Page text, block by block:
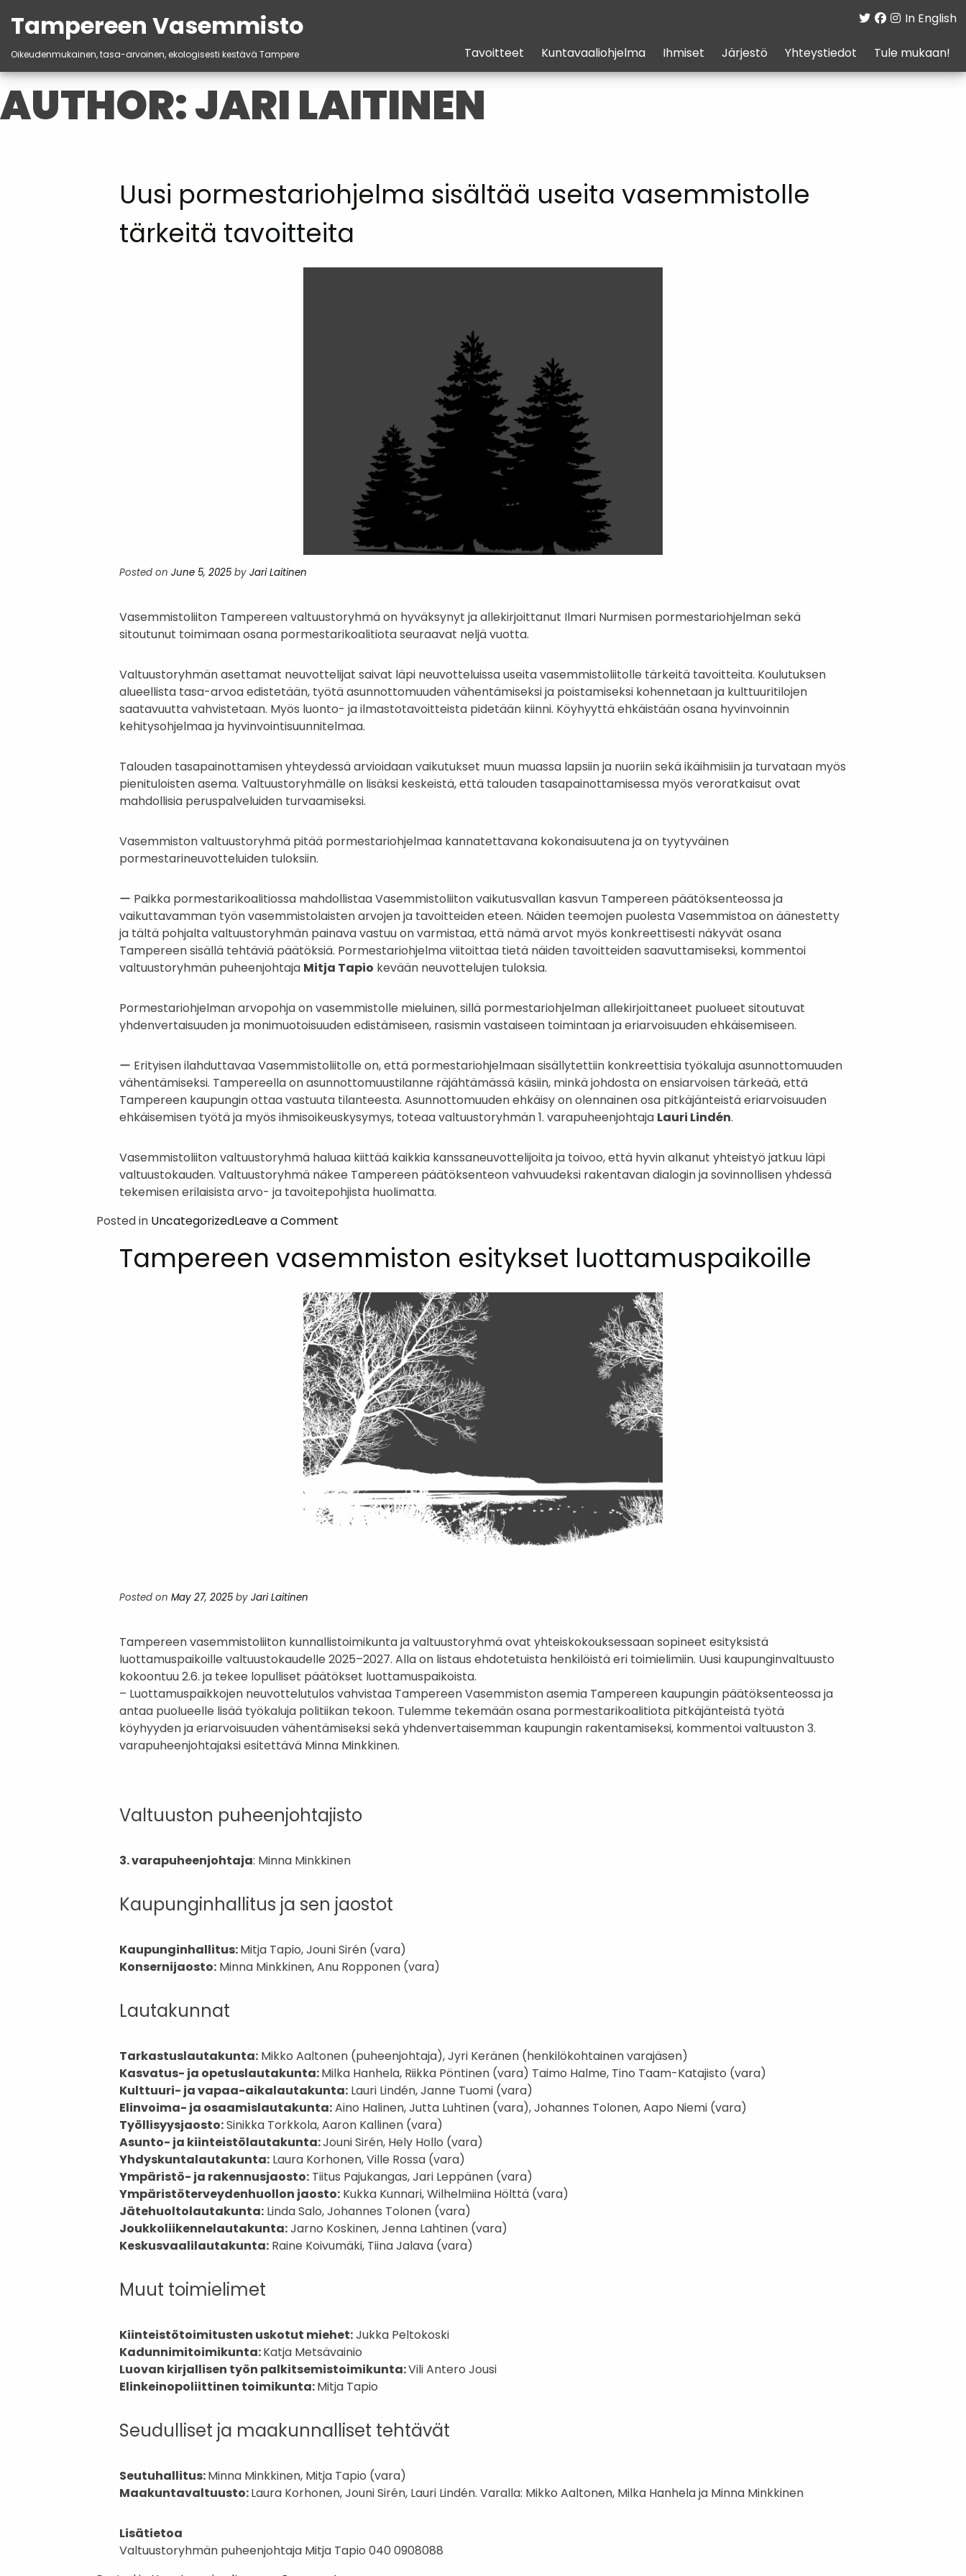
to
content
Tampereen Vasemmisto
Oikeudenmukainen, tasa-arvoinen, ekologisesti kestävä Tampere
In English
Tavoitteet Kuntavaaliohjelma Ihmiset Järjestö Yhteystiedot Tule mukaan!
AUTHOR: JARI LAITINEN
Uusi pormestariohjelma sisältää useita vasemmistolle
tärkeitä tavoitteita
Posted onJune 5, 2025 byJari Laitinen
Vasemmistoliiton Tampereen valtuustoryhmä on hyväksynyt ja allekirjoittanut Ilmari Nurmisen pormestariohjelman sekä
sitoutunut toimimaan osana pormestarikoalitiota seuraavat neljä vuotta.
Valtuustoryhmän asettamat neuvottelijat saivat läpi neuvotteluissa useita vasemmistoliitolle tärkeitä tavoitteita. Koulutuksen
alueellista tasa-arvoa edistetään, työtä asunnottomuuden vähentämiseksi ja poistamiseksi kohennetaan ja kulttuuritilojen
saatavuutta vahvistetaan. Myös luonto- ja ilmastotavoitteista pidetään kiinni. Köyhyyttä ehkäistään osana hyvinvoinnin
kehitysohjelmaa ja hyvinvointisuunnitelmaa.
Talouden tasapainottamisen yhteydessä arvioidaan vaikutukset muun muassa lapsiin ja nuoriin sekä ikäihmisiin ja turvataan myös
pienituloisten asema. Valtuustoryhmälle on lisäksi keskeistä, että talouden tasapainottamisessa myös veroratkaisut ovat
mahdollisia peruspalveluiden turvaamiseksi.
Vasemmiston valtuustoryhmä pitää pormestariohjelmaa kannatettavana kokonaisuutena ja on tyytyväinen
pormestarineuvotteluiden tuloksiin.
ー Paikka pormestarikoalitiossa mahdollistaa Vasemmistoliiton vaikutusvallan kasvun Tampereen päätöksenteossa ja
vaikuttavamman työn vasemmistolaisten arvojen ja tavoitteiden eteen. Näiden teemojen puolesta Vasemmistoa on äänestetty
ja tältä pohjalta valtuustoryhmän painava vastuu on varmistaa, että nämä arvot myös konkreettisesti näkyvät osana
Tampereen sisällä tehtäviä päätöksiä. Pormestariohjelma viitoittaa tietä näiden tavoitteiden saavuttamiseksi, kommentoi
valtuustoryhmän puheenjohtaja Mitja Tapio kevään neuvottelujen tuloksia.
Pormestariohjelman arvopohja on vasemmistolle mieluinen, sillä pormestariohjelman allekirjoittaneet puolueet sitoutuvat
yhdenvertaisuuden ja monimuotoisuuden edistämiseen, rasismin vastaiseen toimintaan ja eriarvoisuuden ehkäisemiseen.
ー Erityisen ilahduttavaa Vasemmistoliitolle on, että pormestariohjelmaan sisällytettiin konkreettisia työkaluja asunnottomuuden
vähentämiseksi. Tampereella on asunnottomuustilanne räjähtämässä käsiin, minkä johdosta on ensiarvoisen tärkeää, että
Tampereen kaupungin ottaa vastuuta tilanteesta. Asunnottomuuden ehkäisy on olennainen osa pitkäjänteistä eriarvoisuuden
ehkäisemisen työtä ja myös ihmisoikeuskysymys, toteaa valtuustoryhmän 1. varapuheenjohtaja Lauri Lindén.
Vasemmistoliiton valtuustoryhmä haluaa kiittää kaikkia kanssaneuvottelijoita ja toivoo, että hyvin alkanut yhteistyö jatkuu läpi
valtuustokauden. Valtuustoryhmä näkee Tampereen päätöksenteon vahvuudeksi rakentavan dialogin ja sovinnollisen yhdessä
tekemisen erilaisista arvo- ja tavoitepohjista huolimatta.
Posted in Uncategorized Leave a Comment
pormestariohjelma
useita
vasemmistolle
tärkeitä
tavoitteita
Tampereen vasemmiston esitykset luottamuspaikoille
Posted onMay 27, 2025 byJari Laitinen
Tampereen vasemmistoliiton kunnallistoimikunta ja valtuustoryhmä ovat yhteiskokouksessaan sopineet esityksistä
luottamuspaikoille valtuustokaudelle 2025–2027. Alla on listaus ehdotetuista henkilöistä eri toimielimiin. Uusi kaupunginvaltuusto
kokoontuu 2.6. ja tekee lopulliset päätökset luottamuspaikoista.
– Luottamuspaikkojen neuvottelutulos vahvistaa Tampereen Vasemmiston asemia Tampereen kaupungin päätöksenteossa ja
antaa puolueelle lisää työkaluja politiikan tekoon. Tulemme tekemään osana pormestarikoalitiota pitkäjänteistä työtä
köyhyyden ja eriarvoisuuden vähentämiseksi sekä yhdenvertaisemman kaupungin rakentamiseksi, kommentoi valtuuston 3.
varapuheenjohtajaksi esitettävä Minna Minkkinen.
Valtuuston puheenjohtajisto
3. varapuheenjohtaja: Minna Minkkinen
Kaupunginhallitus ja sen jaostot
Kaupunginhallitus: Mitja Tapio, Jouni Sirén (vara)
Konsernijaosto: Minna Minkkinen, Anu Ropponen (vara)
Lautakunnat
Tarkastuslautakunta: Mikko Aaltonen (puheenjohtaja), Jyri Keränen (henkilökohtainen varajäsen)
Kasvatus- ja opetuslautakunta: Milka Hanhela, Riikka Pöntinen (vara) Taimo Halme, Tino Taam-Katajisto (vara)
Kulttuuri- ja vapaa-aikalautakunta: Lauri Lindén, Janne Tuomi (vara)
Elinvoima- ja osaamislautakunta: Aino Halinen, Jutta Luhtinen (vara), Johannes Tolonen, Aapo Niemi (vara)
Työllisyysjaosto: Sinikka Torkkola, Aaron Kallinen (vara)
Asunto- ja kiinteistölautakunta:Jouni Sirén, Hely Hollo (vara)
Yhdyskuntalautakunta: Laura Korhonen, Ville Rossa (vara)
Ympäristö- ja rakennusjaosto: Tiitus Pajukangas, Jari Leppänen (vara)
Ympäristöterveydenhuollon jaosto: Kukka Kunnari, Wilhelmiina Hölttä (vara)
Jätehuoltolautakunta: Linda Salo, Johannes Tolonen (vara)
Joukkoliikennelautakunta: Jarno Koskinen, Jenna Lahtinen (vara)
Keskusvaalilautakunta: Raine Koivumäki, Tiina Jalava (vara)
Muut toimielimet
Kiinteistötoimitusten uskotut miehet: Jukka Peltokoski
Kadunnimitoimikunta: Katja Metsävainio
Luovan kirjallisen työn palkitsemistoimikunta:Vili Antero Jousi
Elinkeinopoliittinen toimikunta: Mitja Tapio
Seudulliset ja maakunnalliset tehtävät
Seutuhallitus: Minna Minkkinen, Mitja Tapio (vara)
Maakuntavaltuusto: Laura Korhonen, Jouni Sirén, Lauri Lindén. Varalla: Mikko Aaltonen, Milka Hanhela ja Minna Minkkinen
Lisätietoa
Valtuustoryhmän puheenjohtaja Mitja Tapio 040 0908088